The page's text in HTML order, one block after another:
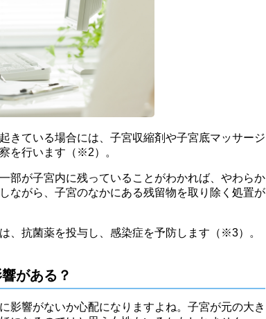
きている場合には、子宮収縮剤や子宮底マッサージ
を行います（※2）。
部が子宮内に残っていることがわかれば、やわらか
ながら、子宮のなかにある残留物を取り除く処置が
、抗菌薬を投与し、感染症を予防します（※3）。
がある？
影響がないか心配になりますよね。子宮が元の大き